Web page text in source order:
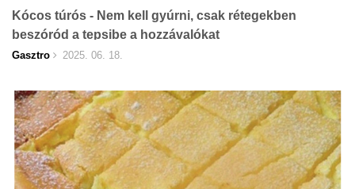
Kócos túrós - Nem kell gyúrni, csak rétegekben
beszóród a tepsibe a hozzávalókat
Gasztro 2025. 06. 18.